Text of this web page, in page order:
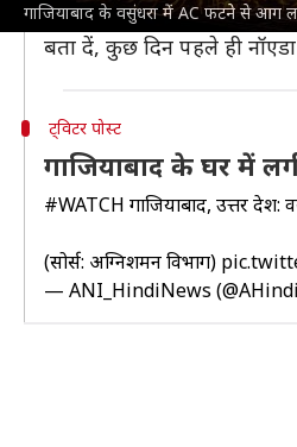
गाजियाबाद के वसुंधरा में AC फटने से आग
घर में रह रहे परिवार ने मौके
बता दें, कुछ दिन पहले ही
ट्विटर पोस्ट
गाजियाबाद के घर में
#WATCH गाजियाबाद, उत्तर
(सोर्स: अग्निशमन विभाग)
— ANI_HindiNews